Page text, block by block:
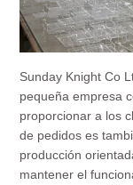
Sunday Knight Co
pequeña empresa
proporcionar a los
de pedidos es
producción
mantener el